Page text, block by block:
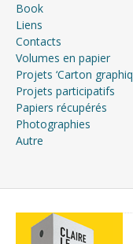
Book
Liens
Contacts
Volumes en papier
Projets ‘Carton
Projets participatifs
Papiers récupérés
Photographies
Autre